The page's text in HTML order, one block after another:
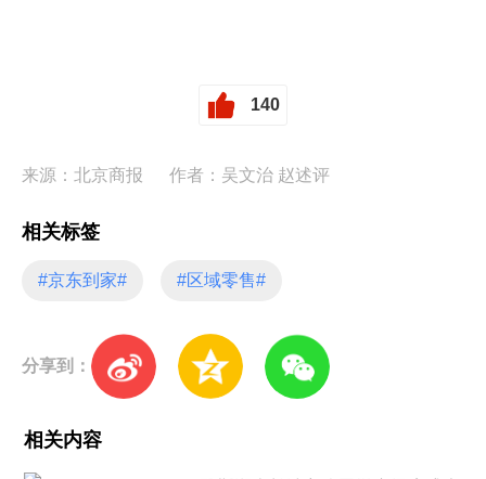
140
来源：北京商报 作者：吴文治 赵述评
相关标签
#京东到家# #区域零售#
分享到：
相关内容